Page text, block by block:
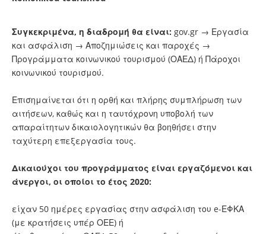
Συγκεκριμένα, η διαδρομή θα είναι: gov.gr → Εργασία
και ασφάλιση → Αποζημιώσεις και παροχές →
Προγράμματα κοινωνικού τουρισμού (ΟΑΕΔ) ή Πάροχοι
κοινωνικού τουρισμού.
Επισημαίνεται ότι η ορθή και πλήρης συμπλήρωση των
αιτήσεων, καθώς και η ταυτόχρονη υποβολή των
απαραίτητων δικαιολογητικών θα βοηθήσει στην
ταχύτερη επεξεργασία τους.
Δικαιούχοι του προγράμματος είναι εργαζόμενοι και
άνεργοι, οι οποίοι το έτος 2020:
είχαν 50 ημέρες εργασίας στην ασφάλιση του e-ΕΦΚΑ
(με κρατήσεις υπέρ ΟΕΕ) ή